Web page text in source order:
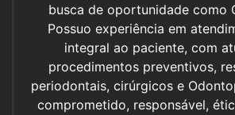
busca de oportunidade como
Possuo experiência em
integral ao paciente, com
procedimentos preventivos,
periodontais, cirúrgicos e
comprometido, responsável,